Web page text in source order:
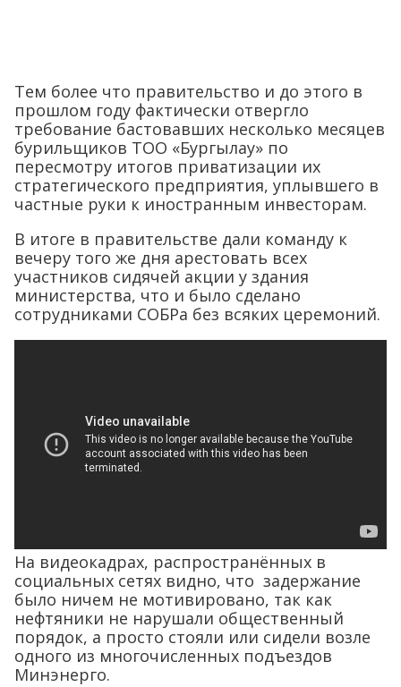
Тем более что правительство и до этого в
прошлом году фактически отвергло
требование бастовавших несколько месяцев
бурильщиков ТОО «Бургылау» по
пересмотру итогов приватизации их
стратегического предприятия, уплывшего в
частные руки к иностранным инвесторам.
В итоге в правительстве дали команду к
вечеру того же дня арестовать всех
участников сидячей акции у здания
министерства, что и было сделано
сотрудниками СОБРа без всяких церемоний.
На видеокадрах, распространённых в
социальных сетях видно, что задержание
было ничем не мотивировано, так как
нефтяники не нарушали общественный
порядок, а просто стояли или сидели возле
одного из многочисленных подъездов
Минэнерго.